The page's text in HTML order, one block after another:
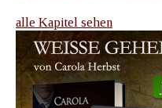
alle Kapitel sehen